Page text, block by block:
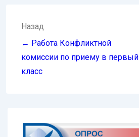
Навигация
по
записям
Назад
← Работа Конфликтной
комиссии по приему в первый
класс